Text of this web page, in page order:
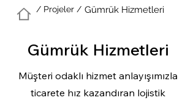
/ Projeler / Gümrük Hizmetleri
Gümrük Hizmetleri
Müşteri odaklı hizmet anlayışımızla
ticarete hız kazandıran lojistik